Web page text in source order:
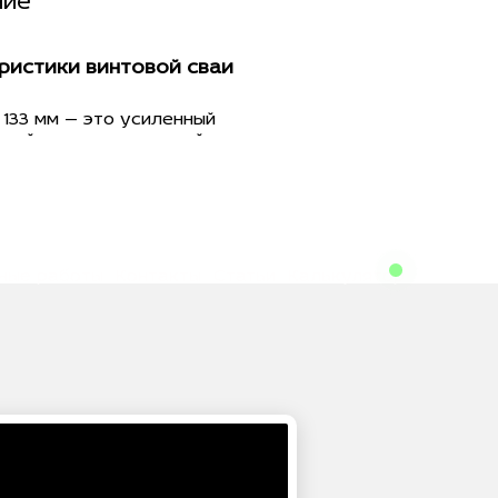
Калькулятор
винтовой сваи
мм — это усиленный
предназначенный для
строения с повышенными
из стальных
в плотные слои грунта и